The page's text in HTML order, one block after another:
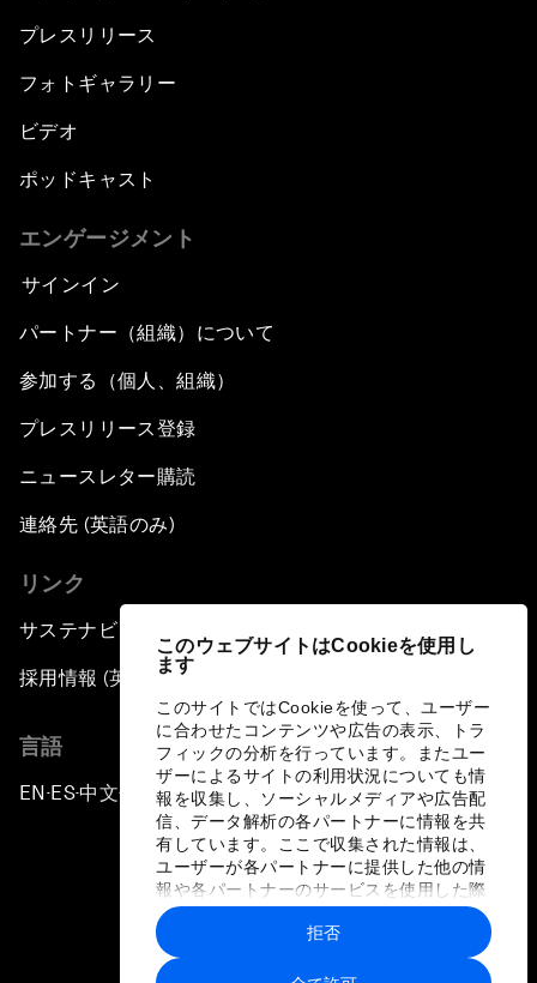
このウェブサイトはCookieを使用し
ます
このサイトではCookieを使って、ユーザー
に合わせたコンテンツや広告の表示、トラ
フィックの分析を行っています。またユー
ザーによるサイトの利用状況についても情
報を収集し、ソーシャルメディアや広告配
信、データ解析の各パートナーに情報を共
有しています。ここで収集された情報は、
ユーザーが各パートナーに提供した他の情
報や各パートナーのサービスを使用した際
に収集された情報と組み合わされ、各パー
トナーによって使用されることがありま
す。
拒否
プレスリリース
フォトギャラリー
ビデオ
ポッドキャスト
エンゲージメント
サインイン
パートナー（組織）について
参加する（個人、組織）
プレスリリース登録
ニュースレター購読
連絡先 (英語のみ)
リンク
サステナビリティへの取り組み
採用情報 (英語のみ)
言語
EN ▪ES▪中文▪ 日本語
プライバシーポリシーと利用規約